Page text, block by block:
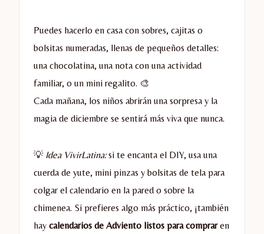
Puedes hacerlo en casa con sobres, cajitas o
bolsitas numeradas, llenas de pequeños detalles:
una chocolatina, una nota con una actividad
familiar, o un mini regalito. 🎨
Cada mañana, los niños abrirán una sorpresa y la
magia de diciembre se sentirá más viva que nunca.
💡 Idea VivirLatina:si te encanta el DIY, usa una
cuerda de yute, mini pinzas y bolsitas de tela para
colgar el calendario en la pared o sobre la
chimenea. Si prefieres algo más práctico, ¡también
hay calendarios de Adviento listos para compraren